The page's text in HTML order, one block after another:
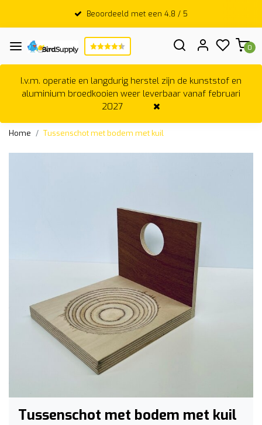
Beoordeeld met een 4,8 / 5
0
I.v.m. operatie en langdurig herstel zijn de kunststof en
aluminium broedkooien weer leverbaar vanaf februari
2027
Home Tussenschot met bodem met kuil
Tussenschot met bodem met kuil